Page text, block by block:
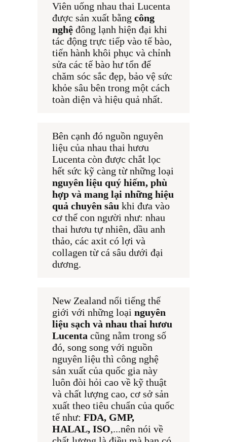
Viên uống nhau thai Lucenta
được sản xuất bằng công
nghệ đông lạnh hiện đại khi
tác động trực tiếp vào tế bào,
tiến hành khôi phục và chỉnh
sửa các tế bào hư tổn để
chăm sóc sắc đẹp, bảo vệ sức
khỏe sâu bên trong một cách
toàn diện và hiệu quả nhất.
Bên cạnh đó nguồn nguyên
liệu của nhau thai hươu
Lucenta còn được chắt lọc
nguyên liệu quý hiếm, phù
hợp và mang lại những hiệu
quả chuyên sâu khi đưa vào
cơ thể con người như: nhau
thai hươu tự nhiên, dầu anh
thảo, các axit có lợi và
collagen từ cá sâu dưới đại
dương.
New Zealand nổi tiếng thế
giới với những loại nguyên
liệu sạch và nhau thai hươu
Lucenta cũng nằm trong số
đó, song song với nguồn
nguyên liệu thì công nghệ
sản xuất của quốc gia này
luôn đòi hỏi cao về kỹ thuật
và chất lượng cao, cơ sở sản
xuất theo tiêu chuẩn của quốc
tế như: FDA, GMP,
HALAL, ISO,...nên nói về